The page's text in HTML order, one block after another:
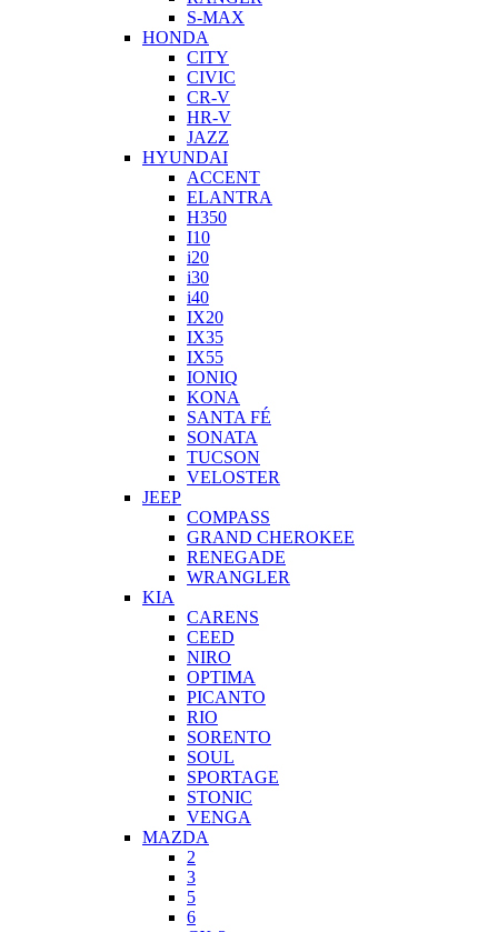
S-MAX
HONDA
CITY
CIVIC
CR-V
HR-V
JAZZ
HYUNDAI
ACCENT
ELANTRA
H350
I10
i20
i30
i40
IX20
IX35
IX55
IONIQ
KONA
SANTA FÉ
SONATA
TUCSON
VELOSTER
JEEP
COMPASS
GRAND CHEROKEE
RENEGADE
WRANGLER
KIA
CARENS
CEED
NIRO
OPTIMA
PICANTO
RIO
SORENTO
SOUL
SPORTAGE
STONIC
VENGA
MAZDA
2
3
5
6